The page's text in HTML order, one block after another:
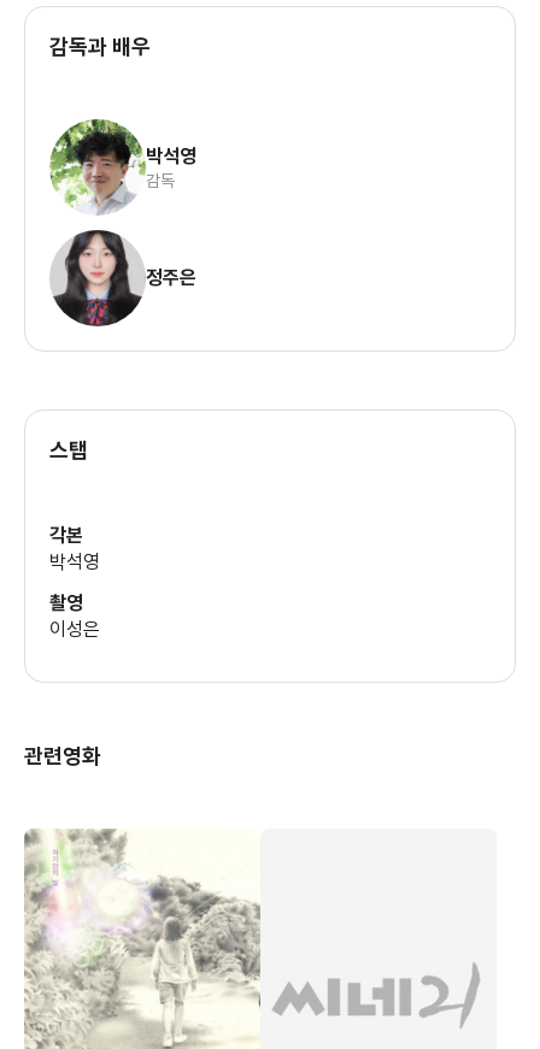
감독과 배우
박석영
감독
정주은
스탭
각본
박석영
촬영
이성은
관련영화